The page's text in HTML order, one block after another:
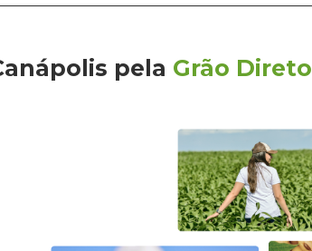
pela Grão Direto